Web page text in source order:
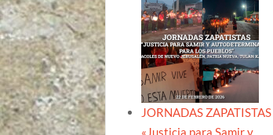
JORNADAS ZAPATISTAS
«Justicia para Samir y